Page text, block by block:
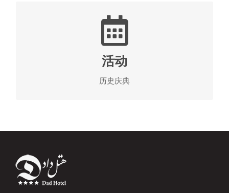
活动
历史庆典
不要忘记特殊日期
波斯和亚兹德的文化和历史充满了庆祝活动和宏伟的
传统，这一起使它更有乐趣。您可以在各种场合参观
活动，并在酒店举办有趣的主题展览。我们会一直让